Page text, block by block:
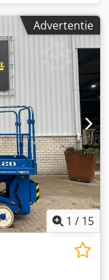
Advertentie
1 / 15